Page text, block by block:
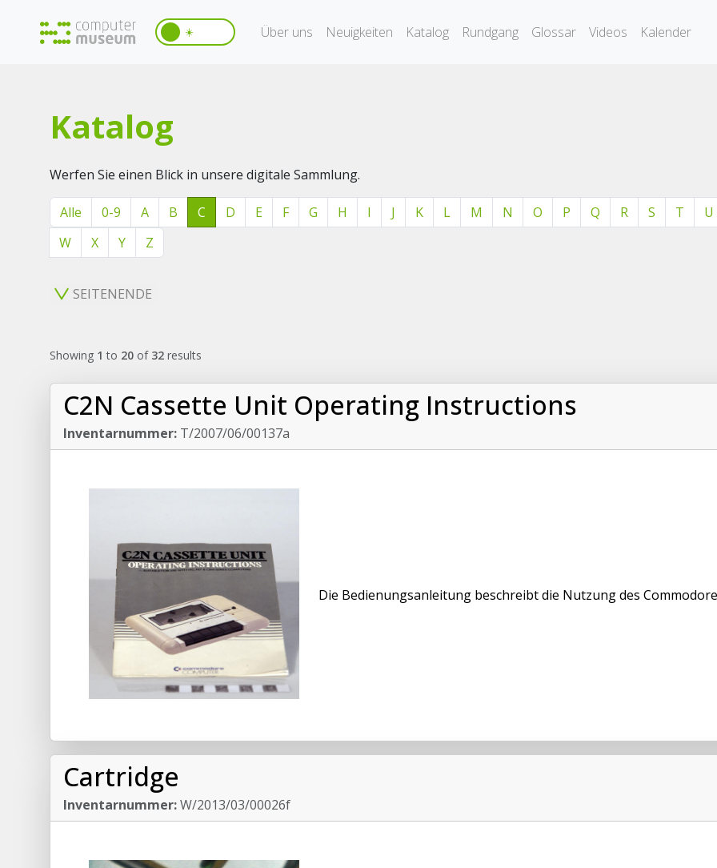
☀️ Über uns Neuigkeiten Katalog Rundgang Glossar Videos Kalender
Katalog
Werfen Sie einen Blick in unsere digitale Sammlung.
Alle 0-9 A B C D E F G H I J K L M N O P Q R S T
U
W
X Y Z
SEITENENDE
Showing 1 to 20 of 32 results
C2N Cassette Unit Operating Instructions
Inventarnummer: T/2007/06/00137a
Die Bedienungsanleitung beschreibt die Nutzung des
Cartridge
Inventarnummer:W/2013/03/00026f